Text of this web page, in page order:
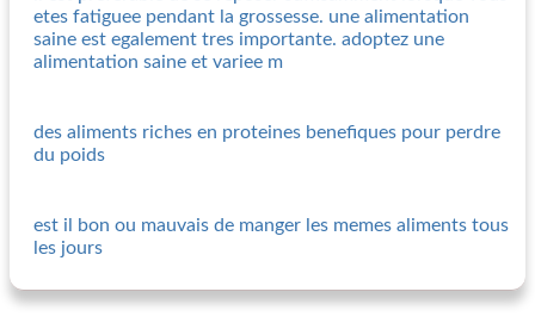
etes fatiguee pendant la grossesse. une alimentation
saine est egalement tres importante. adoptez une
alimentation saine et variee m
des aliments riches en proteines benefiques pour perdre
du poids
est il bon ou mauvais de manger les memes aliments tous
les jours